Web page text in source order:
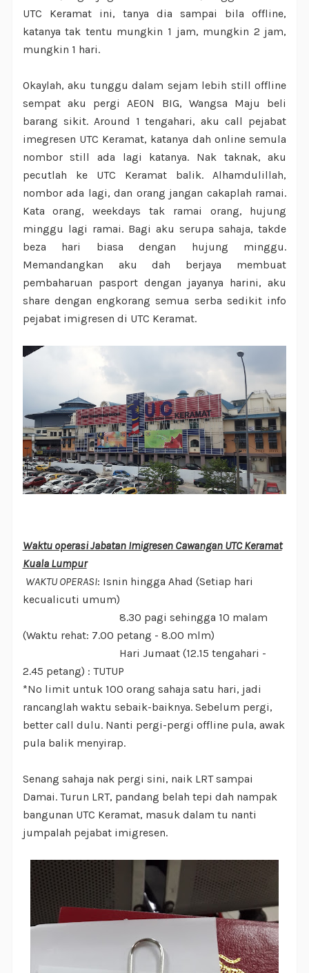
UTC Keramat ini, tanya dia sampai bila offline,
katanya tak tentu mungkin 1 jam, mungkin 2 jam,
mungkin 1 hari.
Okaylah, aku tunggu dalam sejam lebih still offline
sempat aku pergi AEON BIG, Wangsa Maju beli
barang sikit. Around 1 tengahari, aku call pejabat
imegresen UTC Keramat, katanya dah online semula
nombor still ada lagi katanya. Nak taknak, aku
pecutlah ke UTC Keramat balik. Alhamdulillah,
nombor ada lagi, dan orang jangan cakaplah ramai.
Kata orang, weekdays tak ramai orang, hujung
minggu lagi ramai. Bagi aku serupa sahaja, takde
beza hari biasa dengan hujung minggu.
Memandangkan aku dah berjaya membuat
pembaharuan pasport dengan jayanya harini, aku
share dengan engkorang semua serba sedikit info
pejabat imigresen di UTC Keramat.
Waktu operasi Jabatan Imigresen Cawangan UTC Keramat
Kuala Lumpur
WAKTU OPERASI: Isnin hingga Ahad (Setiap hari
kecualicuti umum)
8.30 pagi sehingga 10 malam
(Waktu rehat: 7.00 petang - 8.00 mlm)
Hari Jumaat (12.15 tengahari -
2.45 petang) : TUTUP
*No limit untuk 100 orang sahaja satu hari, jadi
rancanglah waktu sebaik-baiknya. Sebelum pergi,
better call dulu. Nanti pergi-pergi offline pula, awak
pula balik menyirap.
Senang sahaja nak pergi sini, naik LRT sampai
Damai. Turun LRT, pandang belah tepi dah nampak
bangunan UTC Keramat, masuk dalam tu nanti
jumpalah pejabat imigresen.